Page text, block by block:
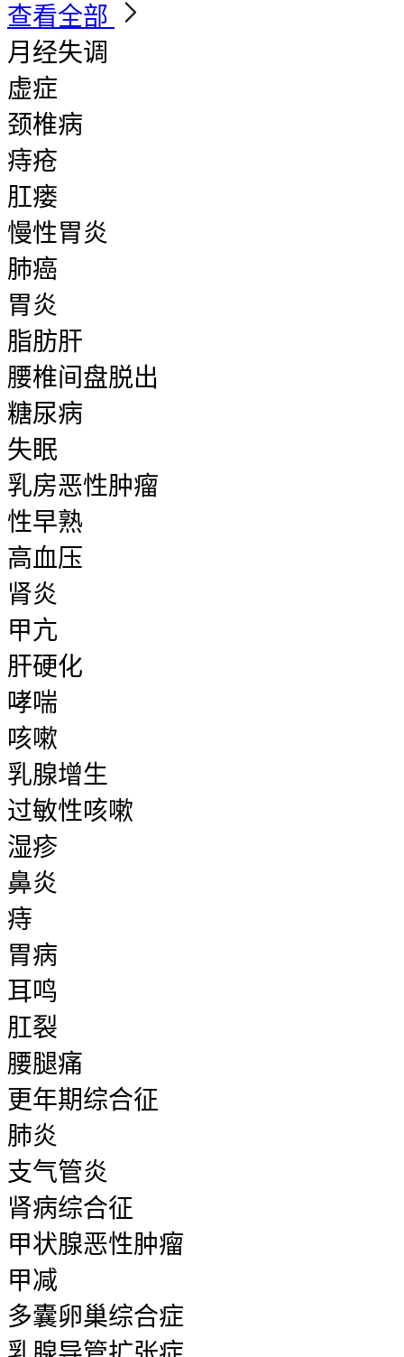
查看全部
月经失调
虚症
颈椎病
痔疮
肛瘘
慢性胃炎
肺癌
胃炎
脂肪肝
腰椎间盘脱出
糖尿病
失眠
乳房恶性肿瘤
性早熟
高血压
肾炎
甲亢
肝硬化
哮喘
咳嗽
乳腺增生
过敏性咳嗽
湿疹
鼻炎
痔
胃病
耳鸣
肛裂
腰腿痛
更年期综合征
肺炎
支气管炎
肾病综合征
甲状腺恶性肿瘤
甲减
多囊卵巢综合症